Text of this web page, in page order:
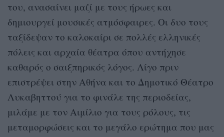
του, ανασαίνει μαζί με τους ήρωες και
δημιουργεί μουσικές ατμόσφαιρες. Οι δυο τους
ταξίδεψαν το καλοκαίρι σε πολλές ελληνικές
πόλεις και αρχαία θέατρα όπου αντήχησε
καθαρός ο σαιξπηρικός λόγος. Λίγο πριν
επιστρέψει στην Αθήνα και το Δημοτικό Θέατρο
Λυκαβηττού για το φινάλε της περιοδείας,
μιλάμε με τον Αιμίλιο για τους ρόλους, τις
μεταμορφώσεις και το μεγάλο ερώτημα που μας